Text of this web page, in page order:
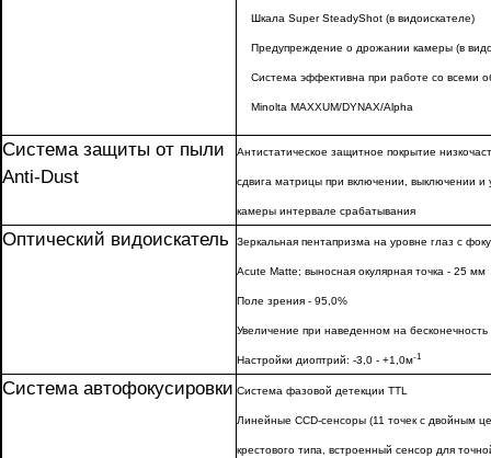
Шкала Super SteadyShot (в видоискателе)
Предупреждение о дрожании камеры (в
Система эффективна при работе со всеми
Minolta MAXXUM/DYNAX/Alpha
Система защиты от пыли
Anti-Dust
Антистатическое защитное покрытие
сдвига матрицы при включении, выключении
камеры интервале срабатывания
Оптический видоискатель Зеркальная пентапризма на уровне глаз с
Acute Matte; выносная окулярная точка - 25 мм
Поле зрения - 95,0%
Увеличение при наведенном на
Настройки диоптрий: -3,0 - +1,0м-1
Система автофокусировки Cистема фазовой детекции TTL
Линейные CCD-сенсоры (11 точек с двойным
крестового типа, встроенный сенсор для